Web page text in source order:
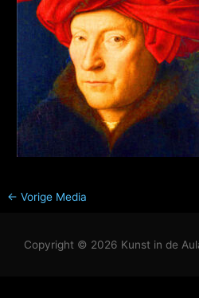
← Vorige Media
Copyright © 2026 Kunst in de